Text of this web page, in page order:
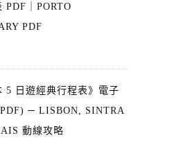
PDF｜PORTO
PDF
5 日遊經典行程表》電子
─ LISBON, SINTRA
動線攻略